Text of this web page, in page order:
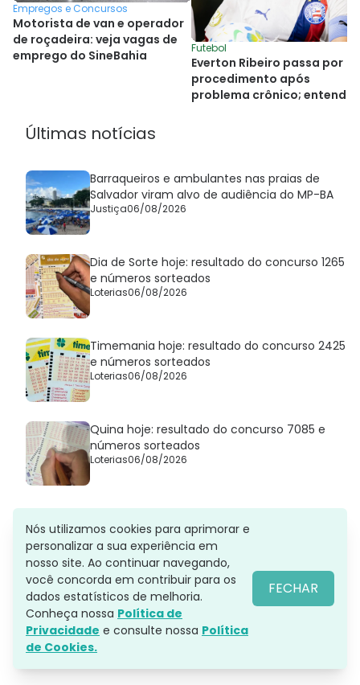
Empregos e Concursos
Motorista de van e operador
de roçadeira: veja vagas de
emprego do SineBahia
Futebol
Everton Ribeiro passa por
procedimento após
problema crônico; entenda
Últimas notícias
Barraqueiros e ambulantes nas praias de
Salvador viram alvo de audiência do MP-BA
Justiça06/08/2026
Dia de Sorte hoje: resultado do concurso 1265
e números sorteados
Loterias06/08/2026
Timemania hoje: resultado do concurso 2425
e números sorteados
Loterias06/08/2026
Quina hoje: resultado do concurso 7085 e
números sorteados
Loterias06/08/2026
Nós utilizamos cookies para aprimorar e
personalizar a sua experiência em
nosso site. Ao continuar navegando,
você concorda em contribuir para os
dados estatísticos de melhoria.
Conheça nossa Política de
Privacidade e consulte nossa Política
de Cookies.
FECHAR